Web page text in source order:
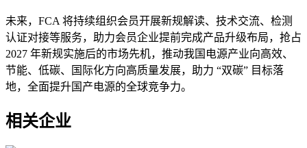
未来，FCA 将持续组织会员开展新规解读、技术交流、检测
认证对接等服务，助力会员企业提前完成产品升级布局，抢占
2027 年新规实施后的市场先机，推动我国电源产业向高效、
节能、低碳、国际化方向高质量发展，助力 “双碳” 目标落
地，全面提升国产电源的全球竞争力。
相关企业